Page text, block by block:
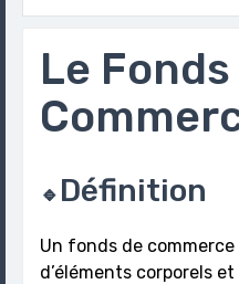
Le
🔹 Définition
Un fonds de
d’éléments corporels